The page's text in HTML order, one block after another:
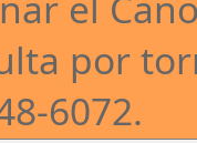
por
6072.